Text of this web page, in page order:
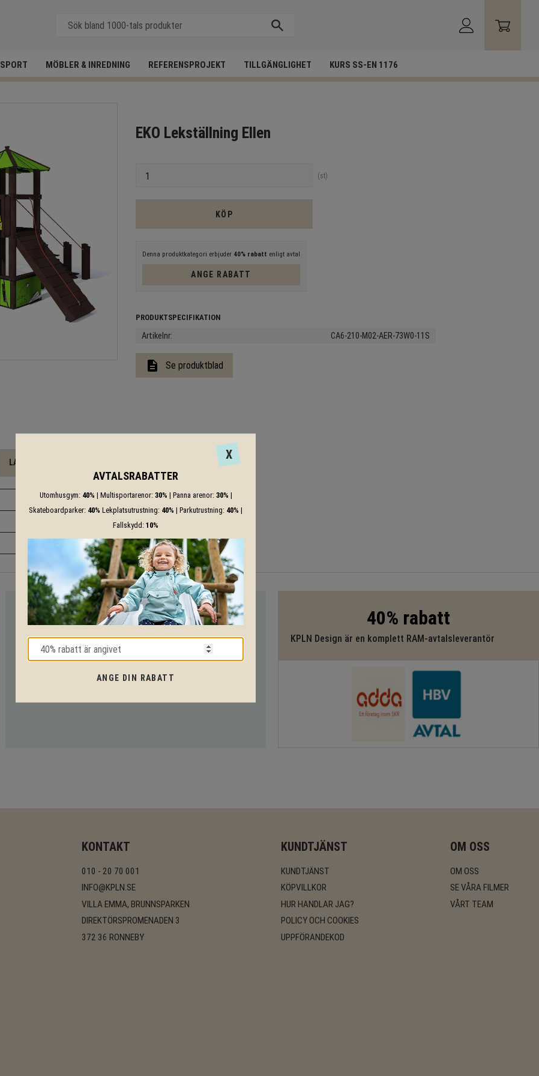
SPORT MÖBLER & INREDNING REFERENSPROJEKT TILLGÄNGLIGHET KURS SS-EN 1176
EKO Lekställning Ellen
st
KÖP
Denna produktkategori erbjuder 40% rabatt enligt avtal
ANGE RABATT
Artikelnr CA6-210-M02-AER-73W0-11S
description Se produktblad
LADDA NER
VI HJÄLPER DIG HELA VÄGEN!
Med vår mångåriga kunskap från produkter till säkerhet och
tekniska lösningar så hjälper vi dig igenom hela projektet.
010-20 70 001eller maila oss
40% rabatt
KPLN Design är en komplett RAM-avtalsleverantör
KONTAKT
010 - 20 70 001
INFO@KPLN.SE
VILLA EMMA, BRUNNSPARKEN
DIREKTÖRSPROMENADEN 3
372 36 RONNEBY
KUNDTJÄNST
KUNDTJÄNST
KÖPVILLKOR
HUR HANDLAR JAG?
POLICY OCH COOKIES
UPPFÖRANDEKOD
OM OSS
OM OSS
SE VÅRA FILMER
VÅRT TEAM
X
AVTALSRABATTER
Utomhusgym: 40% | Multisportarenor: 30% | Panna arenor: 30% |
Skateboardparker: 40% Lekplatsutrustning: 40% | Parkutrustning: 40% |
Fallskydd: 10%
ANGE DIN RABATT